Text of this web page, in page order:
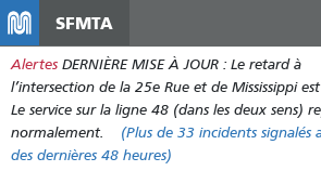
contenu
principal
SFMTA
Alertes DERNIÈRE MISE À JOUR : Le retard à
l’intersection de la 25e Rue et de Mississippi
Le service sur la ligne 48 (dans les deux sens)
normalement.
(Plus de 33 incidents signalés
des dernières 48 heures)